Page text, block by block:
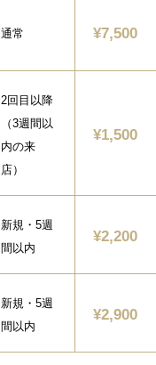
通常 ¥7,500
2回目以降
（3週間以
内の来
店）
¥1,500
新規・5週
間以内
¥2,200
新規・5週
間以内
¥2,900